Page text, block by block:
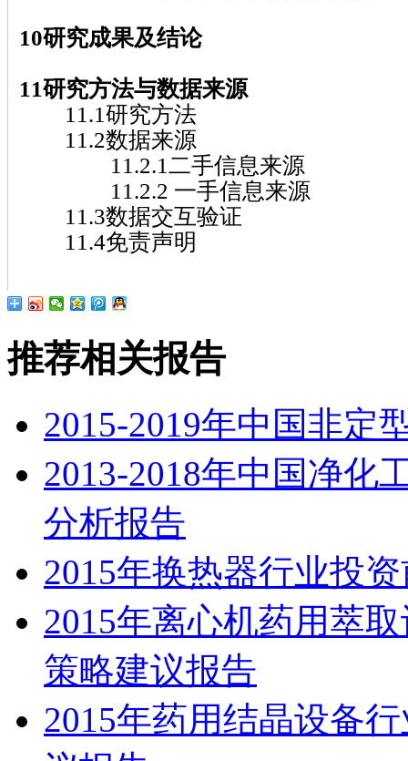
10研究成果及结论
11研究方法与数据来源
11.1研究方法
11.2数据来源
11.2.1二手信息来源
11.2.2 一手信息来源
11.3数据交互验证
11.4免责声明
推荐相关报告
2015-2019年中国非定
2013-2018年中国净化
分析报告
2015年换热器行业投
2015年离心机药用萃
策略建议报告
2015年药用结晶设备